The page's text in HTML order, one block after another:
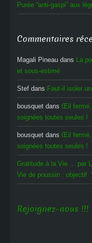
Purée “anti-gaspi” aux
Commentaires
Magali Pineau dans La
et sous-estimé
Stef dans Faut-il isoler
bousquet dans Œil fermé,
soignées toutes seules !
bousquet dans Œil fermé,
soignées toutes seules !
Gratitude à la Vie ... par
Vie de poussin : objectif
Rejoignez-nous !!!